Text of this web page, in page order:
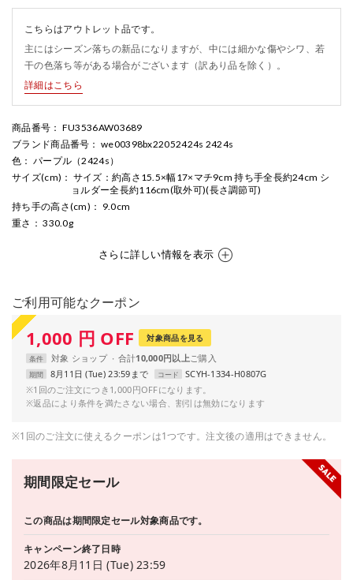
こちらはアウトレット品です。
主にはシーズン落ちの新品になりますが、中には細かな傷やシワ、若
干の色落ち等がある場合がございます（訳あり品を除く）。
詳細はこちら
商品番号 ： FU3536AW03689
ブランド商品番号 ： we00398bx22052424s 2424s
色 ： パープル（2424s）
サイズ(cm) ： サイズ：約高さ15.5×幅17×マチ9cm 持ち手全長約24cm シ
ョルダー全長約116cm(取外可)(長さ調節可)
持ち手の高さ(cm) ： 9.0cm
重さ ： 330.0g
さらに詳しい情報を表示
ご利用可能なクーポン
1,000 円 OFF 対象商品を見る
条件 対象 ショップ 合計10,000円以上
期間 8月11日 (Tue) 23:59まで コード
SCYH-1334-H0807G
※1回のご注文につき1,000円OFFになります。
※返品により条件を満たさない場合、割引は無効になります
※1回のご注文に使えるクーポンは1つです。注文後の適用はできません。
期間限定セール
この商品は期間限定セール対象商品です。
キャンペーン終了日時
2026年8月11日 (Tue) 23:59